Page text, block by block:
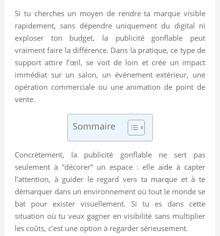
Si tu cherches un moyen de rendre ta marque visible
rapidement, sans dépendre uniquement du digital ni
exploser ton budget, la publicité gonflable peut
vraiment faire la différence. Dans la pratique, ce type de
support attire l’œil, se voit de loin et crée un impact
immédiat sur un salon, un événement extérieur, une
opération commerciale ou une animation de point de
vente.
Sommaire
Concrètement, la publicité gonflable ne sert pas
seulement à “décorer” un espace : elle aide à capter
l’attention, à guider le regard vers ta marque et à te
démarquer dans un environnement où tout le monde se
bat pour exister visuellement. Si tu es dans cette
situation où tu veux gagner en visibilité sans multiplier
les coûts, c’est une option à regarder sérieusement.